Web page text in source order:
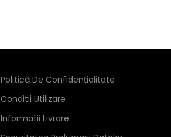
Politică De Confidențialitate
Conditii Utilizare
Informatii Livrare